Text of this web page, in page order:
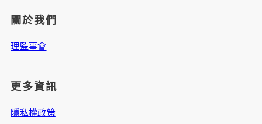
關於我們
理監事會
更多資訊
隱私權政策